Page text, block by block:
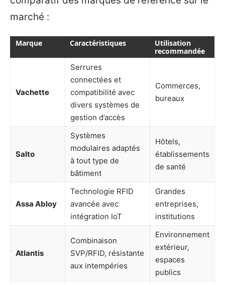
marché :
Marque Caractéristiques
Utilisation
recommandée
Vachette
Serrures
connectées et
compatibilité avec
divers systèmes de
gestion d’accès
Commerces,
bureaux
Salto
Systèmes
modulaires adaptés
à tout type de
bâtiment
Hôtels,
établissements
de santé
Assa Abloy
Technologie RFID
avancée avec
intégration IoT
Grandes
entreprises,
institutions
Atlantis
Combinaison
SVP/RFID, résistante
aux intempéries
Environnement
extérieur,
espaces
publics